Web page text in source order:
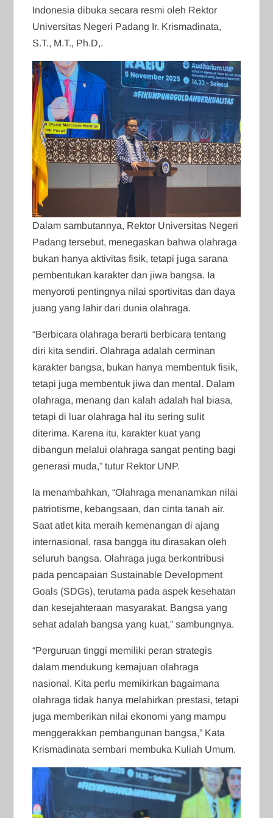
Indonesia dibuka secara resmi oleh Rektor
Universitas Negeri Padang Ir. Krismadinata,
S.T., M.T., Ph.D,.
Dalam sambutannya, Rektor Universitas Negeri
Padang tersebut, menegaskan bahwa olahraga
bukan hanya aktivitas fisik, tetapi juga sarana
pembentukan karakter dan jiwa bangsa. Ia
menyoroti pentingnya nilai sportivitas dan daya
juang yang lahir dari dunia olahraga.
“Berbicara olahraga berarti berbicara tentang
diri kita sendiri. Olahraga adalah cerminan
karakter bangsa, bukan hanya membentuk fisik,
tetapi juga membentuk jiwa dan mental. Dalam
olahraga, menang dan kalah adalah hal biasa,
tetapi di luar olahraga hal itu sering sulit
diterima. Karena itu, karakter kuat yang
dibangun melalui olahraga sangat penting bagi
generasi muda,” tutur Rektor UNP.
Ia menambahkan, “Olahraga menanamkan nilai
patriotisme, kebangsaan, dan cinta tanah air.
Saat atlet kita meraih kemenangan di ajang
internasional, rasa bangga itu dirasakan oleh
seluruh bangsa. Olahraga juga berkontribusi
pada pencapaian Sustainable Development
Goals (SDGs), terutama pada aspek kesehatan
dan kesejahteraan masyarakat. Bangsa yang
sehat adalah bangsa yang kuat,” sambungnya.
“Perguruan tinggi memiliki peran strategis
dalam mendukung kemajuan olahraga
nasional. Kita perlu memikirkan bagaimana
olahraga tidak hanya melahirkan prestasi, tetapi
juga memberikan nilai ekonomi yang mampu
menggerakkan pembangunan bangsa,” Kata
Krismadinata sembari membuka Kuliah Umum.